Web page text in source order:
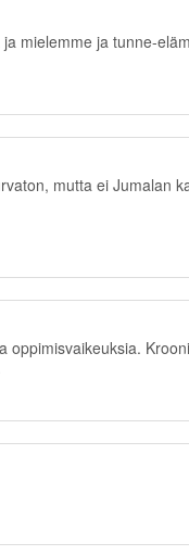
mielemme ja tunne-
mutta ei Jumalan